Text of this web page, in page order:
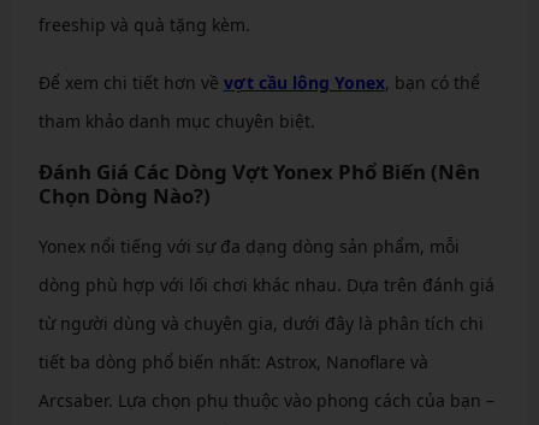
freeship và quà tặng kèm.
Để xem chi tiết hơn về vợt cầu lông Yonex, bạn có thể
tham khảo danh mục chuyên biệt.
Đánh Giá Các Dòng Vợt Yonex Phổ Biến (Nên
Chọn Dòng Nào?)
Yonex nổi tiếng với sự đa dạng dòng sản phẩm, mỗi
dòng phù hợp với lối chơi khác nhau. Dựa trên đánh giá
từ người dùng và chuyên gia, dưới đây là phân tích chi
tiết ba dòng phổ biến nhất: Astrox, Nanoflare và
Arcsaber. Lựa chọn phụ thuộc vào phong cách của bạn –